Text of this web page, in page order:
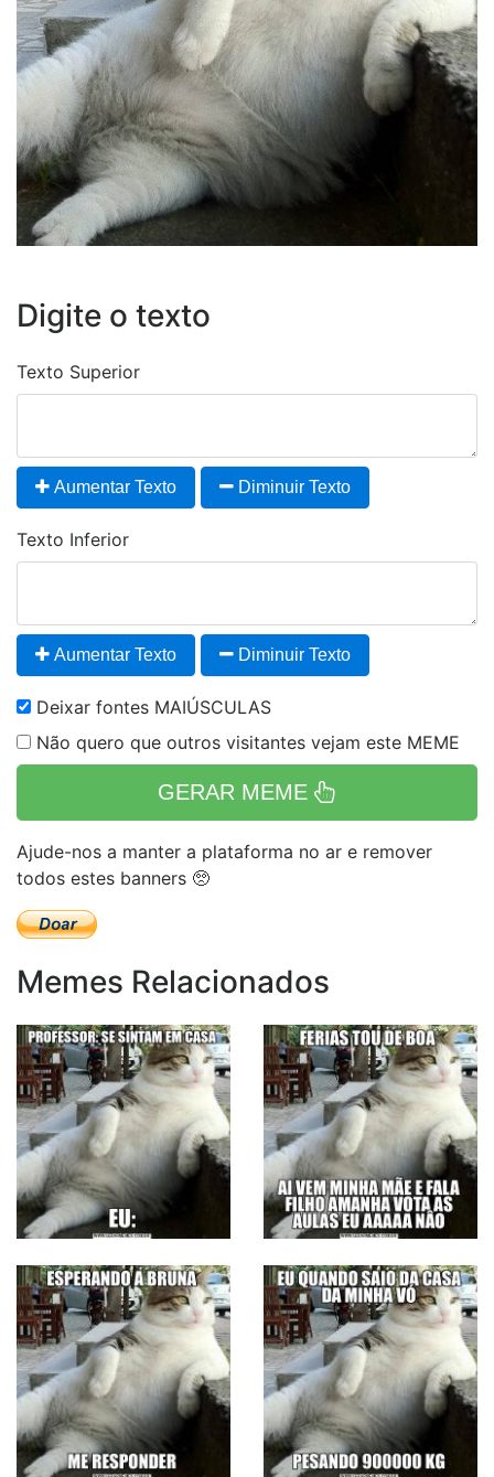
Digite o texto
Texto Superior
Aumentar Texto Diminuir Texto
Texto Inferior
Aumentar Texto Diminuir Texto
Deixar fontes MAIÚSCULAS
Não quero que outros visitantes vejam este MEME
GERAR MEME
Ajude-nos a manter a plataforma no ar e remover
todos estes banners 🥺
Memes Relacionados